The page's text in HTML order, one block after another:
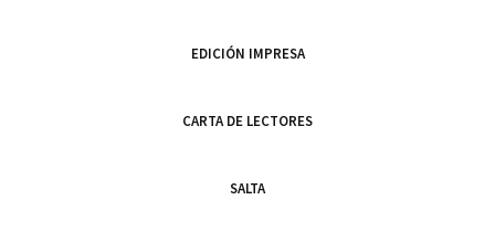
EDICIÓN IMPRESA
CARTA DE LECTORES
SALTA